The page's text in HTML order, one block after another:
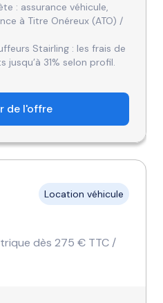
: assurance véhicule,
à Titre Onéreux (ATO) /
Stairling : les frais de
jusqu’à 31% selon profil.
de l'offre
Location véhicule
dès 275 € TTC /